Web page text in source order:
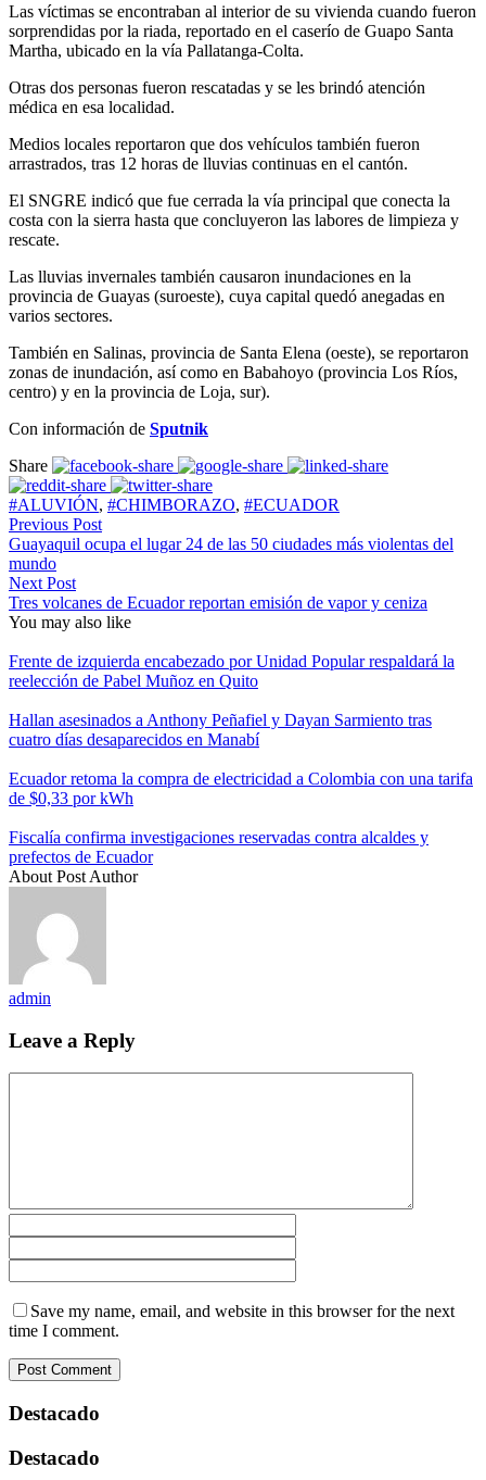
Las víctimas se encontraban al interior de su vivienda cuando fueron
sorprendidas por la riada, reportado en el caserío de Guapo Santa
Martha, ubicado en la vía Pallatanga-Colta.
Otras dos personas fueron rescatadas y se les brindó atención
médica en esa localidad.
Medios locales reportaron que dos vehículos también fueron
arrastrados, tras 12 horas de lluvias continuas en el cantón.
El SNGRE indicó que fue cerrada la vía principal que conecta la
costa con la sierra hasta que concluyeron las labores de limpieza y
rescate.
Las lluvias invernales también causaron inundaciones en la
provincia de Guayas (suroeste), cuya capital quedó anegadas en
varios sectores.
También en Salinas, provincia de Santa Elena (oeste), se reportaron
zonas de inundación, así como en Babahoyo (provincia Los Ríos,
centro) y en la provincia de Loja, sur).
Con información de Sputnik
Share
#ALUVIÓN, #CHIMBORAZO, #ECUADOR
Previous Post
Guayaquil ocupa el lugar 24 de las 50 ciudades más violentas del
mundo
Next Post
Tres volcanes de Ecuador reportan emisión de vapor y ceniza
You may also like
Frente de izquierda encabezado por Unidad Popular respaldará la
reelección de Pabel Muñoz en Quito
Hallan asesinados a Anthony Peñafiel y Dayan Sarmiento tras
cuatro días desaparecidos en Manabí
Ecuador retoma la compra de electricidad a Colombia con una tarifa
de $0,33 por kWh
Fiscalía confirma investigaciones reservadas contra alcaldes y
prefectos de Ecuador
About Post Author
admin
Leave a Reply
Save my name, email, and website in this browser for the next
time I comment.
Destacado
Destacado